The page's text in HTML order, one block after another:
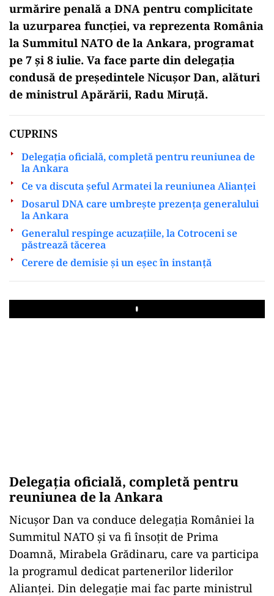
urmărire penală a DNA pentru complicitate
la uzurparea funcției, va reprezenta România
la Summitul NATO de la Ankara, programat
pe 7 și 8 iulie. Va face parte din delegația
condusă de președintele Nicușor Dan, alături
de ministrul Apărării, Radu Miruță.
CUPRINS
Delegația oficială, completă pentru reuniunea de
la Ankara
Ce va discuta șeful Armatei la reuniunea Alianței
Dosarul DNA care umbrește prezența generalului
la Ankara
Generalul respinge acuzațiile, la Cotroceni se
păstrează tăcerea
Cerere de demisie și un eșec în instanță
Play
Delegația oficială, completă pentru
reuniunea de la Ankara
Nicușor Dan va conduce delegația României la
Summitul NATO și va fi însoțit de Prima
Doamnă, Mirabela Grădinaru, care va participa
la programul dedicat partenerilor liderilor
Alianței. Din delegație mai fac parte ministrul